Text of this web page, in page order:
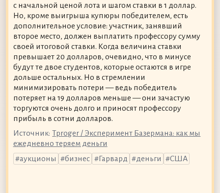
с начальной ценой лота и шагом ставки в 1 доллар.
Но, кроме выигрыша купюры победителем, есть
дополнительное условие: участник, занявший
второе место, должен выплатить профессору сумму
своей итоговой ставки. Когда величина ставки
превышает 20 долларов, очевидно, что в минусе
будут те двое студентов, которые остаются в игре
дольше остальных. Но в стремлении
минимизировать потери — ведь победитель
потеряет на 19 долларов меньше — они зачастую
торгуются очень долго и приносят профессору
прибыль в сотни долларов.
Источник: Tproger / Эксперимент Базермана: как мы
ежедневно теряем деньги
аукционы
бизнес Гарвард деньги США